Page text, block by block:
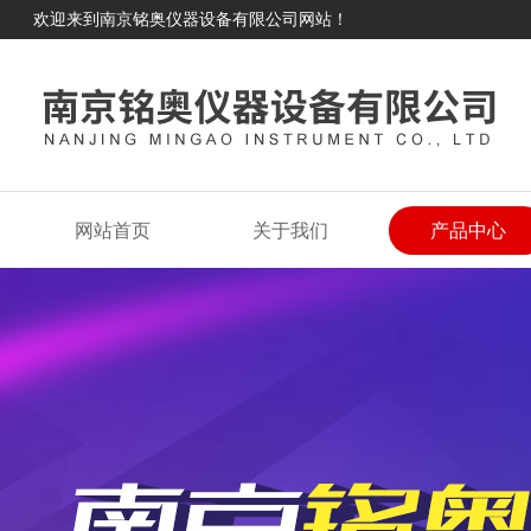
欢迎来到南京铭奥仪器设备有限公司网站！
网站首页 关于我们 产品中心